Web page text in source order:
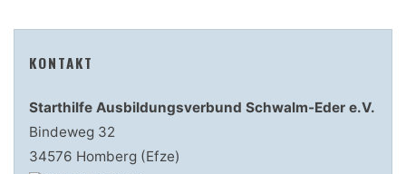
KONTAKT
Starthilfe Ausbildungsverbund Schwalm-Eder e.V.
Bindeweg 32
34576 Homberg (Efze)